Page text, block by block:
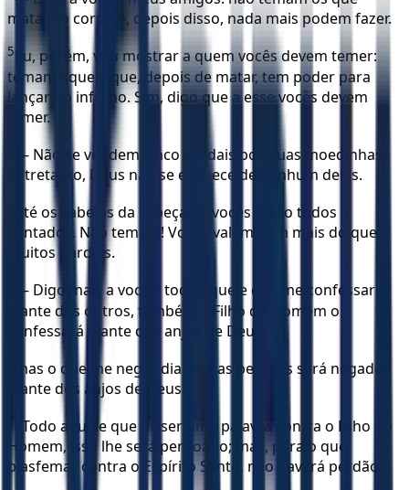
matam o corpo e, depois disso, nada mais podem fazer.
5
Eu, porém, vou mostrar a quem vocês devem temer:
temam aquele que, depois de matar, tem poder para
lançar no inferno. Sim, digo que a esse vocês devem
temer.
— Não se vendem cinco pardais por duas moedinhas?
Entretanto, Deus não se esquece de nenhum deles.
Até os cabelos da cabeça de vocês estão todos
contados. Não temam! Vocês valem bem mais do que
muitos pardais.
— Digo mais a vocês: todo aquele que me confessar
diante dos outros, também o Filho do Homem o
confessará diante dos anjos de Deus;
mas o que me negar diante das pessoas será negado
diante dos anjos de Deus.
Todo aquele que disser uma palavra contra o Filho do
Homem, isso lhe será perdoado; mas, para o que
blasfemar contra o Espírito Santo, não haverá perdão.